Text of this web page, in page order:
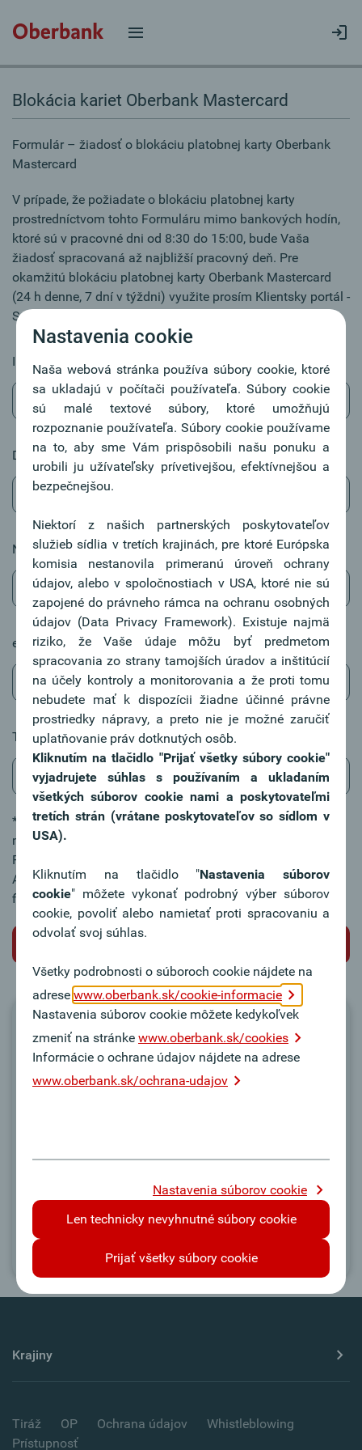
Blokácia kariet Oberbank Mastercard
Formulár – žiadosť o blokáciu platobnej karty Oberbank
Mastercard
V prípade, že požiadate o blokáciu platobnej karty
prostredníctvom tohto Formuláru mimo bankových hodín,
ktoré sú v pracovné dni od 8:30 do 15:00, bude Vaša
žiadosť spracovaná až najbližší pracovný deň. Pre
okamžitú blokáciu platobnej karty Oberbank Mastercard
(24 h denne, 7 dní v týždni) využite prosím Klientsky portál -
Správa kariet.
IBAN:*
Vyžadované
Držiteľ karty / Karteninhaber / card holder:*
Vyžadované
Názov účtu / Kontobezeichnung / account name:*
Vyžadované
eMail:*
Vyžadované
Telefónne číslo / Telefonnummer / telephone number:
Vyžadované
*Povinné polia: Prosím vyplňte tieto údaje, len tak bude
môcť byť Vaša požiadavka spracovaná. / Pflichtfelder:
Füllen Sie diese Felder bitte aus. Nur so können wir Ihre
Anliegen/Wünsche bearbeiten. / Mandatory fields: Please
fill in these fields and we can process your requests.
Blokácia kariet
Oberbank Mastercard
Nastavenia cookie
Naša webová stránka používa súbory cookie, ktoré
sa ukladajú v počítači používateľa. Súbory cookie
sú malé textové súbory, ktoré umožňujú
rozpoznanie používateľa. Súbory cookie používame
na to, aby sme Vám prispôsobili našu ponuku a
urobili ju užívateľsky prívetivejšou, efektívnejšou a
bezpečnejšou.
Niektorí z našich partnerských poskytovateľov
služieb sídlia v tretích krajinách, pre ktoré Európska
komisia nestanovila primeranú úroveň ochrany
údajov, alebo v spoločnostiach v USA, ktoré nie sú
zapojené do právneho rámca na ochranu osobných
údajov (Data Privacy Framework). Existuje najmä
riziko, že Vaše údaje môžu byť predmetom
spracovania zo strany tamojších úradov a inštitúcií
na účely kontroly a monitorovania a že proti tomu
nebudete mať k dispozícii žiadne účinné právne
prostriedky nápravy, a preto nie je možné zaručiť
uplatňovanie práv dotknutých osôb.
Kliknutím na tlačidlo "Prijať všetky súbory cookie"
vyjadrujete súhlas s používaním a ukladaním
všetkých súborov cookie nami a poskytovateľmi
tretích strán (vrátane poskytovateľov so sídlom v
USA).
Kliknutím na tlačidlo "Nastavenia súborov
cookie" môžete vykonať podrobný výber súborov
cookie, povoliť alebo namietať proti spracovaniu a
odvolať svoj súhlas.
Všetky podrobnosti o súboroch cookie nájdete na
adrese www.oberbank.sk/cookie-informacie
Nastavenia súborov cookie môžete kedykoľvek
zmeniť na stránke www.oberbank.sk/cookies
Informácie o ochrane údajov nájdete na adrese
www.oberbank.sk/ochrana-udajov
Nastavenia súborov cookie
Len technicky nevyhnutné súbory cookie
Prijať všetky súbory cookie
Krajiny
Tiráž OP Ochrana údajov
Whistleblowing
Prístupnosť